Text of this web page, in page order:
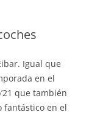
Igual que
en el
que también
fantástico en el